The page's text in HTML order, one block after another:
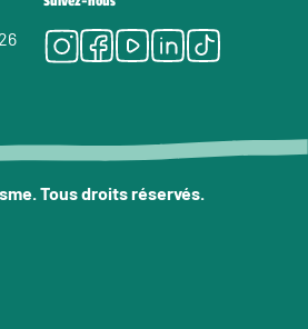
Instagram
Facebook
Youtube
LinkedIn
Tiktok
Tous droits réservés.